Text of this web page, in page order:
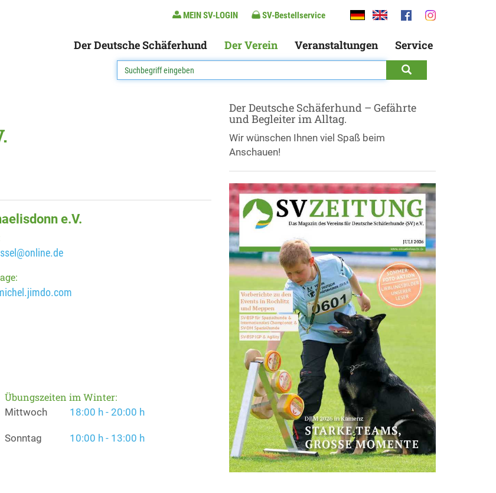
MEIN SV-LOGIN SV-Bestellservice
Der Deutsche Schäferhund Der Verein Veranstaltungen Service
e.V.
Übungszeiten im Winter:
Mittwoch 18:00 h - 20:00 h
Sonntag 10:00 h - 13:00 h
Der Deutsche Schäferhund – Gefährte
und Begleiter im Alltag.
Wir wünschen Ihnen viel Spaß beim
Anschauen!